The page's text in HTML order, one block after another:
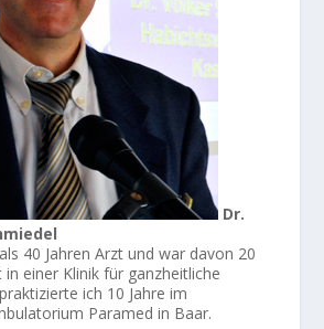
Dr.
40 Jahren Arzt und war davon 20
in einer Klinik für ganzheitliche
ich 10 Jahre im
Paramed in Baar.